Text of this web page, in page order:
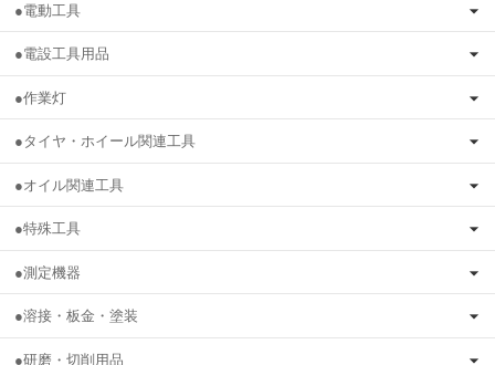
●電動工具
●電設工具用品
●作業灯
●タイヤ・ホイール関連工具
●オイル関連工具
●特殊工具
●測定機器
●溶接・板金・塗装
●研磨・切削用品